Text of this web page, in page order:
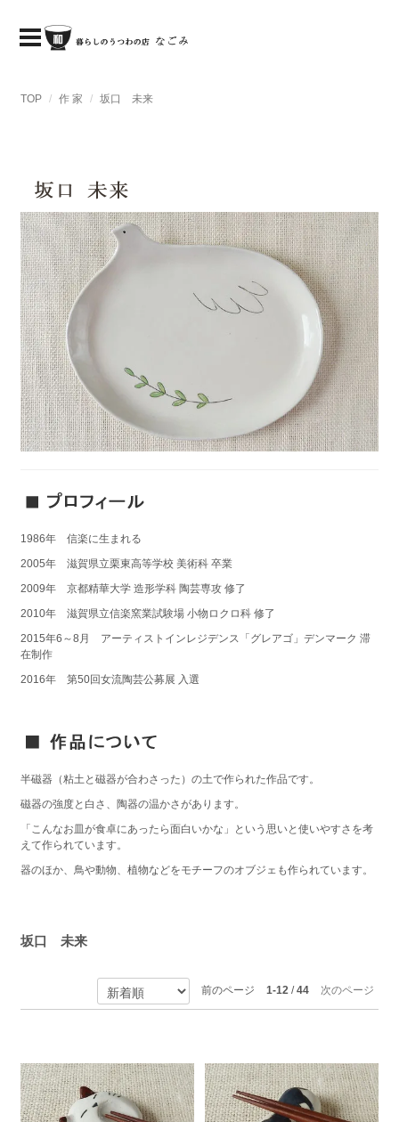
TOP 作 家 坂口 未来
1986年 信楽に生まれる
2005年 滋賀県立栗東高等学校 美術科 卒業
2009年 京都精華大学 造形学科 陶芸専攻 修了
2010年 滋賀県立信楽窯業試験場 小物ロクロ科 修了
2015年6～8月 アーティストインレジデンス「グレアゴ」デンマーク 滞
在制作
2016年 第50回女流陶芸公募展 入選
半磁器（粘土と磁器が合わさった）の土で作られた作品です。
磁器の強度と白さ、陶器の温かさがあります。
「こんなお皿が食卓にあったら面白いかな」という思いと使いやすさを考
えて作られています。
器のほか、鳥や動物、植物などをモチーフのオブジェも作られています。
坂口 未来
前のページ 1-12/44 次のページ